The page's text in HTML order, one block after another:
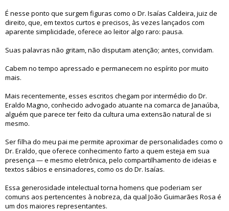
É nesse ponto que surgem figuras como o Dr. Isaías Caldeira, juiz de
direito, que, em textos curtos e precisos, às vezes lançados com
aparente simplicidade, oferece ao leitor algo raro: pausa.
Suas palavras não gritam, não disputam atenção; antes, convidam.
Cabem no tempo apressado e permanecem no espírito por muito
mais.
Mais recentemente, esses escritos chegam por intermédio do Dr.
Eraldo Magno, conhecido advogado atuante na comarca de Janaúba,
alguém que parece ter feito da cultura uma extensão natural de si
mesmo.
Ser filha do meu pai me permite aproximar de personalidades como o
Dr. Eraldo, que oferece conhecimento farto a quem esteja em sua
presença — e mesmo eletrônica, pelo compartilhamento de ideias e
textos sábios e ensinadores, como os do Dr. Isaías.
Essa generosidade intelectual torna homens que poderiam ser
comuns aos pertencentes à nobreza, da qual João Guimarães Rosa é
um dos maiores representantes.